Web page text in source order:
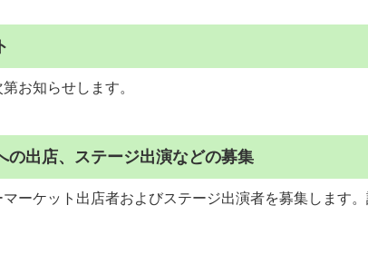
お知らせします。
の出店、ステージ出演などの募集
ーケット出店者およびステージ出演者を募集します